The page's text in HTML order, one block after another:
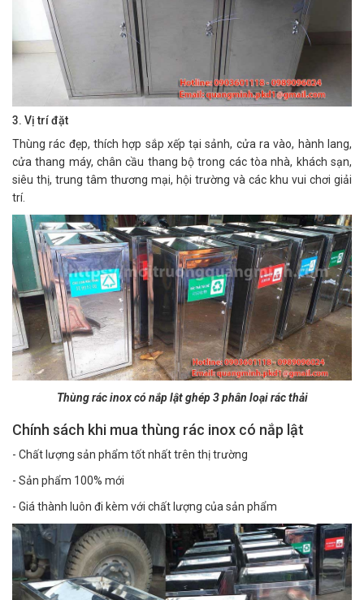
3. Vị trí đặt
Thùng rác đẹp, thích hợp sắp xếp tại sảnh, cửa ra vào, hành lang,
cửa thang máy, chân cầu thang bộ trong các tòa nhà, khách sạn,
siêu thị, trung tâm thương mại, hội trường và các khu vui chơi giải
trí.
Thùng rác inox có nắp lật ghép 3 phân loại rác thải
Chính sách khi mua thùng rác inox có nắp lật
- Chất lượng sản phẩm tốt nhất trên thị trường
- Sản phẩm 100% mới
- Giá thành luôn đi kèm với chất lượng của sản phẩm